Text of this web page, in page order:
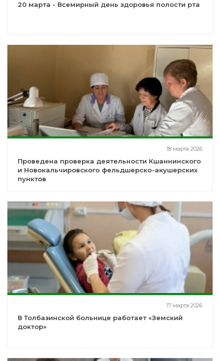
20 марта - Всемирный день здоровья полости рта
18 марта 2026
Проведена проверка деятельности Кшаннинского
и Новокальчировского фельдшерско-акушерских
пунктов
17 марта 2026
В Толбазинской больнице работает «Земский
доктор»